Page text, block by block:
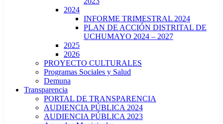
2024
INFORME TRIMESTRAL 2024
PLAN DE ACCIÓN DISTRITAL DE
UCHUMAYO 2024 – 2027
2025
2026
PROYECTO CULTURALES
Programas Sociales y Salud
Demuna
Transparencia
PORTAL DE TRANSPARENCIA
AUDIENCIA PÚBLICA 2024
AUDIENCIA PÚBLICA 2023